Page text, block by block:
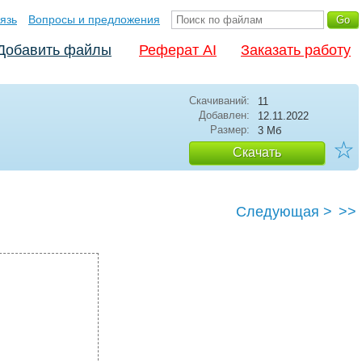
Вопросы и предложения
файлы Реферат AI Заказать работу
Скачиваний:
11
Добавлен:
12.11.2022
Размер:
3 Мб
Скачать ☆
Следующая > >>